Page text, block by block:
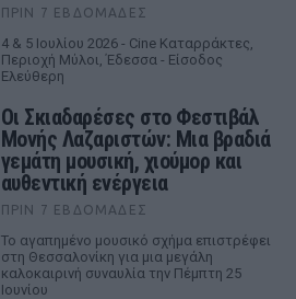
ΠΡΙΝ 7 ΕΒΔΟΜΆΔΕΣ
4 & 5 Ιουλίου 2026 - Cine Καταρράκτες,
Περιοχή Μύλοι, Έδεσσα - Είσοδος
Ελεύθερη
Οι Σκιαδαρέσες στο Φεστιβάλ
Μονής Λαζαριστών: Μια βραδιά
γεμάτη μουσική, χιούμορ και
αυθεντική ενέργεια
ΠΡΙΝ 7 ΕΒΔΟΜΆΔΕΣ
Το αγαπημένο μουσικό σχήμα επιστρέφει
στη Θεσσαλονίκη για μια μεγάλη
καλοκαιρινή συναυλία την Πέμπτη 25
Ιουνίου